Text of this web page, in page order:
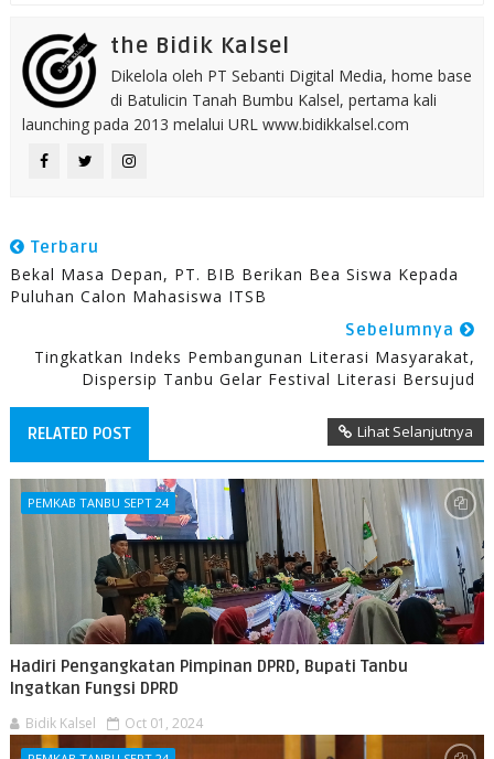
the Bidik Kalsel
Dikelola oleh PT Sebanti Digital Media, home base
di Batulicin Tanah Bumbu Kalsel, pertama kali
launching pada 2013 melalui URL www.bidikkalsel.com
Terbaru
Bekal Masa Depan, PT. BIB Berikan Bea Siswa Kepada
Puluhan Calon Mahasiswa ITSB
Sebelumnya
Tingkatkan Indeks Pembangunan Literasi Masyarakat,
Dispersip Tanbu Gelar Festival Literasi Bersujud
RELATED POST Lihat Selanjutnya
PEMKAB TANBU SEPT 24
Hadiri Pengangkatan Pimpinan DPRD, Bupati Tanbu
Ingatkan Fungsi DPRD
Bidik Kalsel Oct 01, 2024